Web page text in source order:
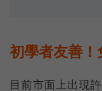
初學者友善
目前市面上出現